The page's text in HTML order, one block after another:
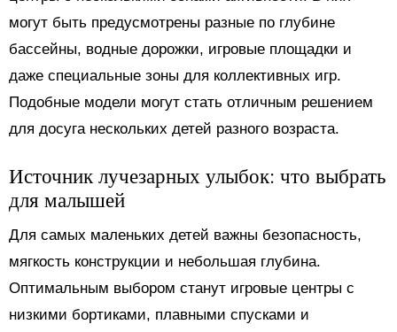
могут быть предусмотрены разные по глубине
бассейны, водные дорожки, игровые площадки и
даже специальные зоны для коллективных игр.
Подобные модели могут стать отличным решением
для досуга нескольких детей разного возраста.
Источник лучезарных улыбок: что выбрать
для малышей
Для самых маленьких детей важны безопасность,
мягкость конструкции и небольшая глубина.
Оптимальным выбором станут игровые центры с
низкими бортиками, плавными спусками и